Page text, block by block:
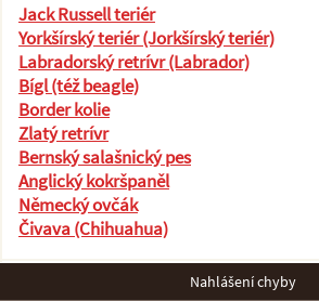
Jack Russell teriér
Yorkšírský teriér (Jorkšírský teriér)
Labradorský retrívr (Labrador)
Bígl (též beagle)
Border kolie
Zlatý retrívr
Bernský salašnický pes
Anglický kokršpaněl
Německý ovčák
Čivava (Chihuahua)
Nahlášení chyby